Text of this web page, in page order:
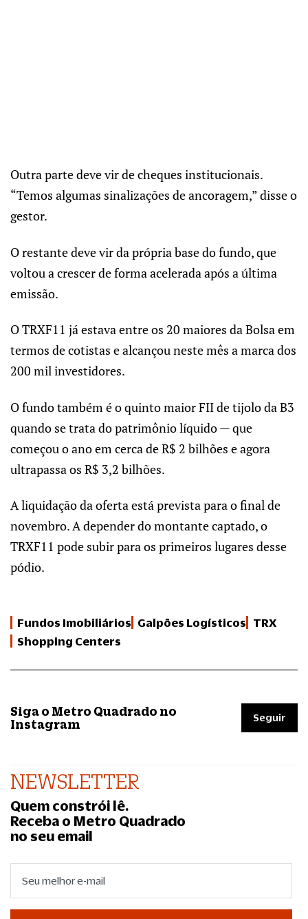
Outra parte deve vir de cheques institucionais.
“Temos algumas sinalizações de ancoragem,” disse o
gestor.
O restante deve vir da própria base do fundo, que
voltou a crescer de forma acelerada após a última
emissão.
O TRXF11 já estava entre os 20 maiores da Bolsa em
termos de cotistas e alcançou neste mês a marca dos
200 mil investidores.
O fundo também é o quinto maior FII de tijolo da B3
quando se trata do patrimônio líquido — que
começou o ano em cerca de R$ 2 bilhões e agora
ultrapassa os R$ 3,2 bilhões.
A liquidação da oferta está prevista para o final de
novembro. A depender do montante captado, o
TRXF11 pode subir para os primeiros lugares desse
pódio.
Fundos Imobiliários Galpões Logísticos
TRX
Shopping Centers
Siga o Metro Quadrado no
Instagram
Seguir
NEWSLETTER
Quem constrói lê.
Receba o Metro Quadrado
no seu email